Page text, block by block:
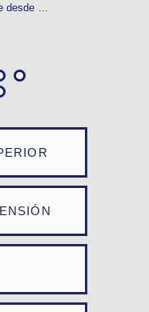
desde ...